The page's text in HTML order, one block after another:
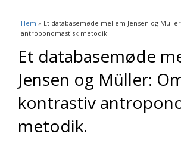
Du är här
Hem » Et databasemøde mellem Jensen og
antroponomastisk metodik.
Et databasemøde
Jensen og Müller:
kontrastiv
metodik.